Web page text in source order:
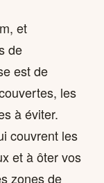
et
de
est de
les
à éviter.
couvrent les
et à ôter vos
zones de